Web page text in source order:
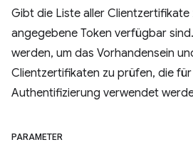
Gibt die Liste aller
angegebene Token verfügbar
werden, um das Vorhandensein
Clientzertifikaten zu prüfen, die
Authentifizierung verwendet
PARAMETER